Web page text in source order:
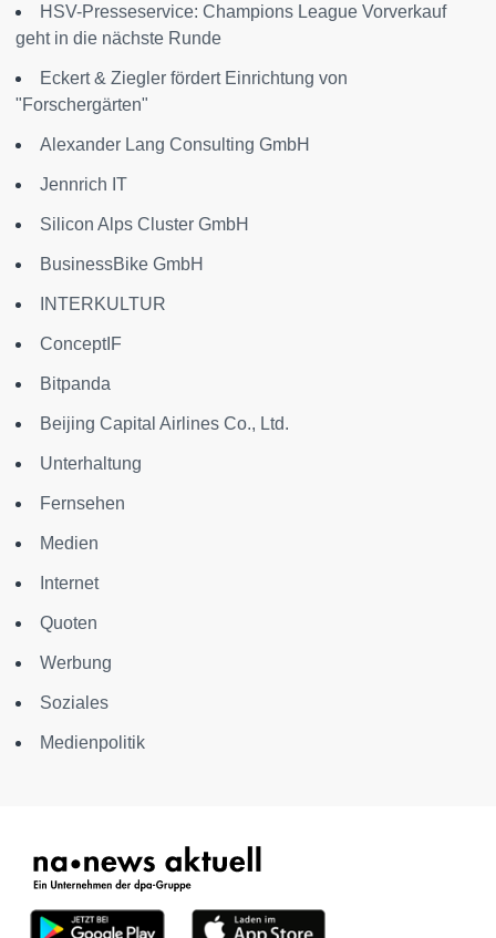
HSV-Presseservice: Champions League Vorverkauf
geht in die nächste Runde
Eckert & Ziegler fördert Einrichtung von
"Forschergärten"
Alexander Lang Consulting GmbH
Jennrich IT
Silicon Alps Cluster GmbH
BusinessBike GmbH
INTERKULTUR
ConceptIF
Bitpanda
Beijing Capital Airlines Co., Ltd.
Unterhaltung
Fernsehen
Medien
Internet
Quoten
Werbung
Soziales
Medienpolitik